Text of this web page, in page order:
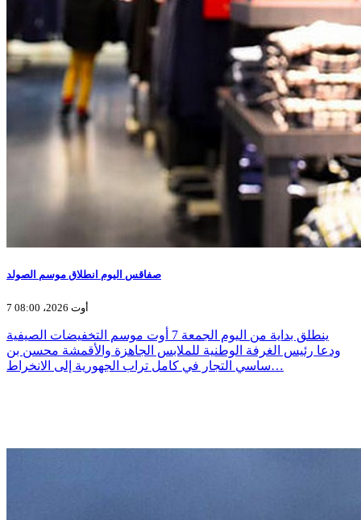
صفاقس اليوم انطلاق موسم الصولد
7 أوت 2026، 08:00
ينطلق بداية من اليوم الجمعة 7 أوت موسم التخفيضات الصيفية
ودعا رئيس الغرفة الوطنية للملابس الجاهزة والأقمشة محسن بن
ساسي التجار في كامل تراب الجهورية إلى الانخراط…